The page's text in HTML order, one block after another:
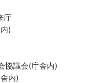
庁
)
議会(庁舎内)
内)